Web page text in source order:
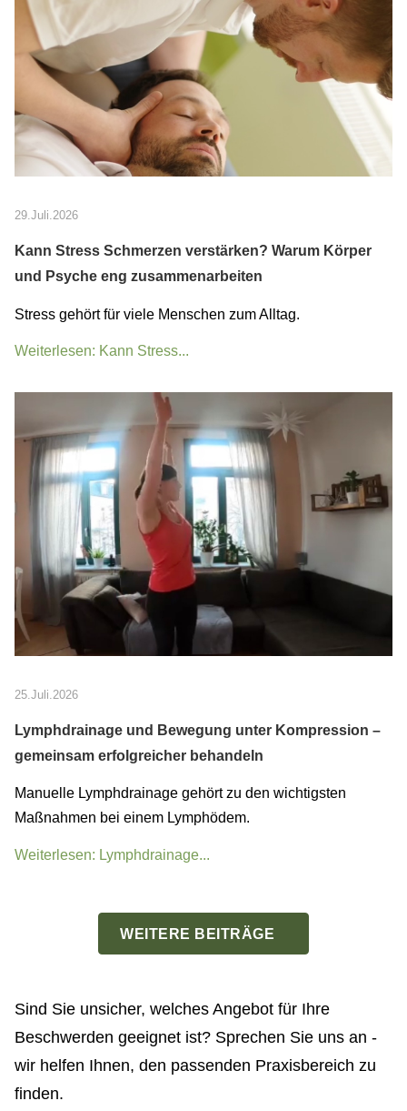
29.Juli.2026
Kann Stress Schmerzen verstärken? Warum Körper
und Psyche eng zusammenarbeiten
Stress gehört für viele Menschen zum Alltag.
Weiterlesen: Kann Stress...
25.Juli.2026
Lymphdrainage und Bewegung unter Kompression –
gemeinsam erfolgreicher behandeln
Manuelle Lymphdrainage gehört zu den wichtigsten
Maßnahmen bei einem Lymphödem.
Weiterlesen: Lymphdrainage...
WEITERE BEITRÄGE
Sind Sie unsicher, welches Angebot für Ihre
Beschwerden geeignet ist? Sprechen Sie uns an -
wir helfen Ihnen, den passenden Praxisbereich zu
finden.